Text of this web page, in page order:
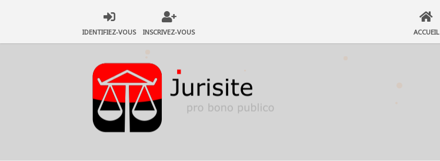
IDENTIFIEZ-VOUS INSCRIVEZ-VOUS ACCUEIL